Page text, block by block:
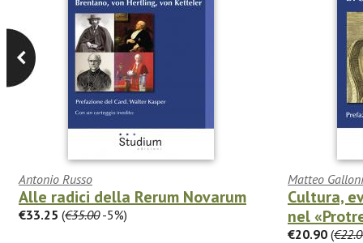
Antonio Russo
Alle radici della Rerum Novarum
€33.25 (€35.00-5%)
Matteo Galloni
Cultura,
nel
€20.90 (